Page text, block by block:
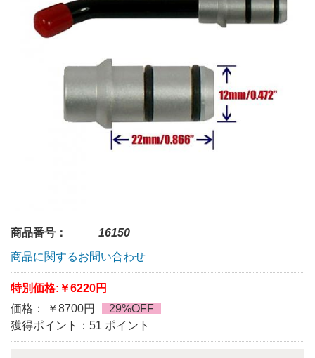
商品番号：
16150
商品に関するお問い合わせ
特別価格: ￥6220円
価格： ￥8700円
29%OFF
獲得ポイント：51 ポイント